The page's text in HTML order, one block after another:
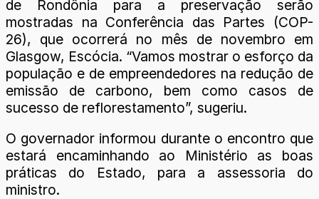
de Rondônia para a preservação serão
mostradas na Conferência das Partes (COP-
26), que ocorrerá no mês de novembro em
Glasgow, Escócia. “Vamos mostrar o esforço da
população e de empreendedores na redução de
emissão de carbono, bem como casos de
sucesso de reflorestamento”, sugeriu.
O governador informou durante o encontro que
estará encaminhando ao Ministério as boas
práticas do Estado, para a assessoria do
ministro.